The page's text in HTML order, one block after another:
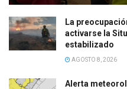
La
activarse la
estabilizado
AGOSTO 8, 2026
Alerta